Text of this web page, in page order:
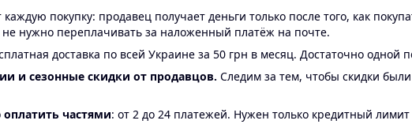
покупку: продавец получает деньги только после того, как
не нужно переплачивать за наложенный платёж на почте.
доставка по всей Украине за 50 грн в месяц. Достаточно одной
и сезонные скидки от продавцов. Следим за тем, чтобы скидки
оплатить частями: от 2 до 24 платежей. Нужен только кредитный лимит